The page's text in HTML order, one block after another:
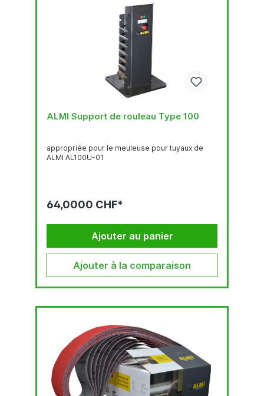
ALMI Support de rouleau Type 100
appropriée pour le meuleuse pour tuyaux de
ALMI AL100U-01
64,0000 CHF*
Ajouter au panier
Ajouter à la comparaison